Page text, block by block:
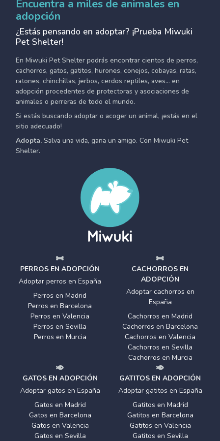
Encuentra a miles de animales en
adopción
¿Estás pensando en adoptar? ¡Prueba Miwuki
Pet Shelter!
En Miwuki Pet Shelter podrás encontrar cientos de perros,
cachorros, gatos, gatitos, hurones, conejos, cobayas, ratas,
ratones, chinchillas, jerbos, cerdos reptiles, aves... en
adopción procedentes de protectoras y asociaciones de
animales o perreras de todo el mundo.
Si estás buscando adoptar o acoger un animal, ¡estás en el
sitio adecuado!
Adopta. Salva una vida, gana un amigo. Con Miwuki Pet
Shelter.
PERROS EN ADOPCIÓN
Adoptar perros en España
Perros en Madrid
Perros en Barcelona
Perros en Valencia
Perros en Sevilla
Perros en Murcia
CACHORROS EN
ADOPCIÓN
Adoptar cachorros en
España
Cachorros en Madrid
Cachorros en Barcelona
Cachorros en Valencia
Cachorros en Sevilla
Cachorros en Murcia
GATOS EN ADOPCIÓN
Adoptar gatos en España
Gatos en Madrid
Gatos en Barcelona
Gatos en Valencia
Gatos en Sevilla
GATITOS EN ADOPCIÓN
Adoptar gatitos en España
Gatitos en Madrid
Gatitos en Barcelona
Gatitos en Valencia
Gatitos en Sevilla